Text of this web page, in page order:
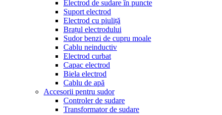
Electrod de sudare în puncte
Suport electrod
Electrod cu piuliță
Brațul electrodului
Sudor benzi de cupru moale
Cablu neinductiv
Electrod curbat
Capac electrod
Biela electrod
Cablu de apă
Accesorii pentru sudor
Controler de sudare
Transformator de sudare